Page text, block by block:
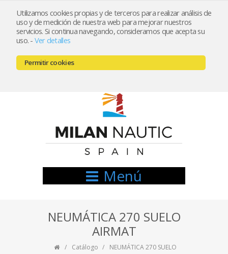
Utilizamos cookies propias y de terceros para realizar análisis de
uso y de medición de nuestra web para mejorar nuestros
servicios. Si continua navegando, consideramos que acepta su
uso. - Ver detalles
Permitir cookies
Registrarse Mi cuenta
666521122 // 654999333
Menú
NEUMÁTICA 270 SUELO
AIRMAT
Catálogo
NEUMÁTICA 270 SUELO